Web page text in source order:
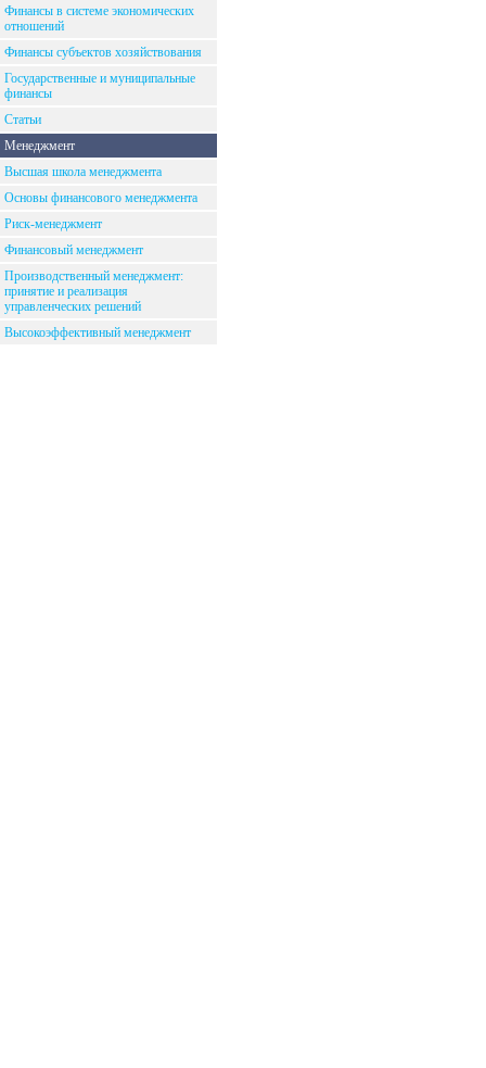
Финансы в системе экономических
отношений
Финансы субъектов хозяйствования
Государственные и муниципальные
финансы
Статьи
Менеджмент
Высшая школа менеджмента
Основы финансового менеджмента
Риск-менеджмент
Финансовый менеджмент
Производственный менеджмент:
принятие и реализация
управленческих решений
Высокоэффективный менеджмент